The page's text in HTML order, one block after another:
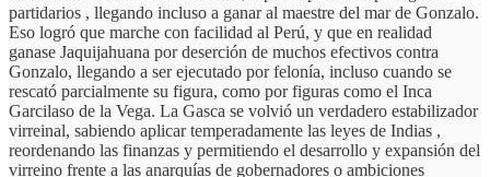
partidarios , llegando incluso a ganar al maestre del mar de Gonzalo.
Eso logró que marche con facilidad al Perú, y que en realidad
ganase Jaquijahuana por deserción de muchos efectivos contra
Gonzalo, llegando a ser ejecutado por felonía, incluso cuando se
rescató parcialmente su figura, como por figuras como el Inca
Garcilaso de la Vega. La Gasca se volvió un verdadero estabilizador
virreinal, sabiendo aplicar temperadamente las leyes de Indias ,
reordenando las finanzas y permitiendo el desarrollo y expansión del
virreino frente a las anarquías de gobernadores o ambiciones